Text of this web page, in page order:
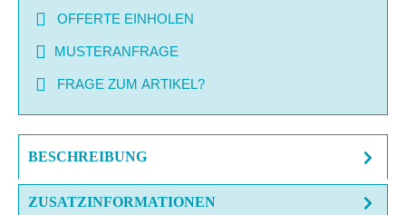
OFFERTE EINHOLEN
MUSTERANFRAGE
FRAGE ZUM ARTIKEL?
BESCHREIBUNG
ZUSATZINFORMATIONEN